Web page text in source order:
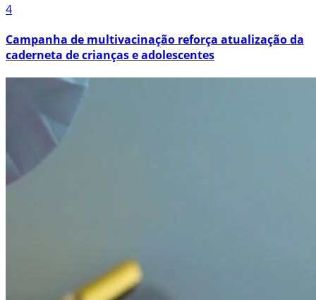
4
Campanha de multivacinação reforça atualização da
caderneta de crianças e adolescentes